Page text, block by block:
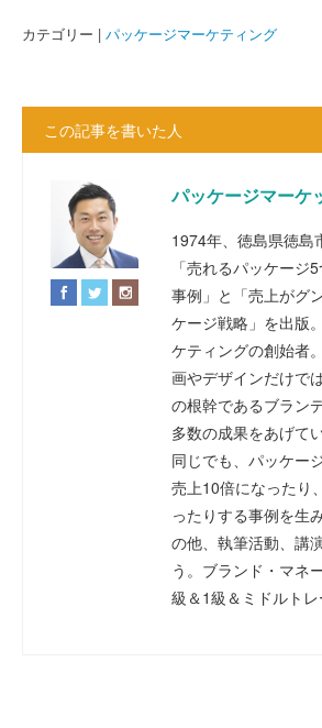
カテゴリー | パッケージマーケティング
この記事を書いた人
パッケージマーケ
1974年、徳島県徳島
「売れるパッケージ
事例」と「売上がグ
ケージ戦略」を出版
ケティングの創始者
画やデザインだけで
の根幹であるブラン
多数の成果をあげて
同じでも、パッケー
売上10倍になったり
ったりする事例を生
の他、執筆活動、講
う。ブランド・マネ
級＆1級＆ミドルトレ